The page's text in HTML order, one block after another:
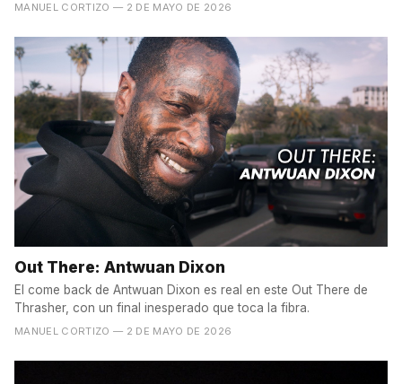
MANUEL CORTIZO — 2 DE MAYO DE 2026
Out There: Antwuan Dixon
El come back de Antwuan Dixon es real en este Out There de
Thrasher, con un final inesperado que toca la fibra.
MANUEL CORTIZO — 2 DE MAYO DE 2026